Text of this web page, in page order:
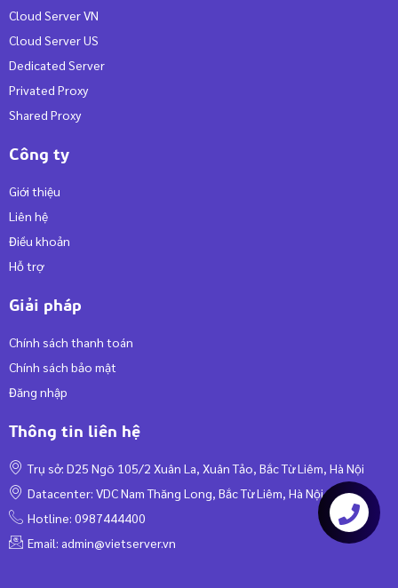
Cloud Server VN
Cloud Server US
Dedicated Server
Privated Proxy
Shared Proxy
Công ty
Giới thiệu
Liên hệ
Điều khoản
Hỗ trợ
Giải pháp
Chính sách thanh toán
Chính sách bảo mật
Đăng nhập
Thông tin liên hệ
Trụ sở: D25 Ngõ 105/2 Xuân La, Xuân Tảo, Bắc Từ Liêm, Hà Nội
Datacenter: VDC Nam Thăng Long, Bắc Từ Liêm, Hà Nội
Hotline: 0987444400
Email: admin@vietserver.vn